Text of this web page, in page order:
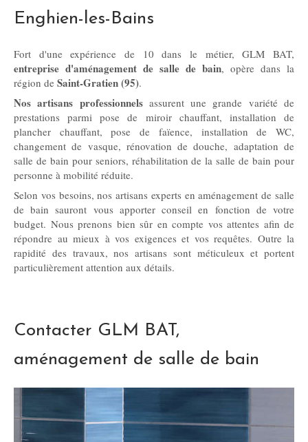
Enghien-les-Bains
Fort d'une expérience de 10 dans le métier, GLM BAT,
entreprise d'aménagement de salle de bain, opère dans la
région de Saint-Gratien (95).
Nos artisans professionnelsassurent une grande variété de
prestations parmi pose de miroir chauffant, installation de
plancher chauffant, pose de faïence, installation de WC,
changement de vasque, rénovation de douche, adaptation de
salle de bain pour seniors, réhabilitation de la salle de bain pour
personne à mobilité réduite.
Selon vos besoins, nos artisans experts en aménagement de salle
de bain sauront vous apporter conseil en fonction de votre
budget. Nous prenons bien sûr en compte vos attentes afin de
répondre au mieux à vos exigences et vos requêtes. Outre la
rapidité des travaux, nos artisans sont méticuleux et portent
particulièrement attention aux détails.
Contacter GLM BAT,
aménagement de salle de bain